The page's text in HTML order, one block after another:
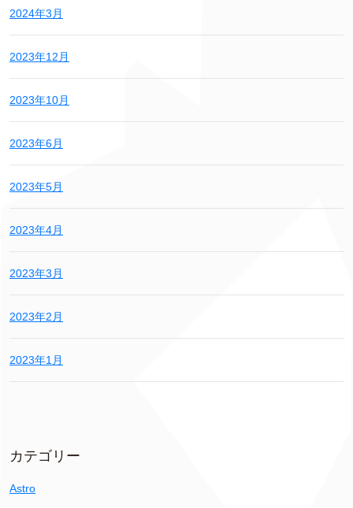
2024年3月
2023年12月
2023年10月
2023年6月
2023年5月
2023年4月
2023年3月
2023年2月
2023年1月
カテゴリー
Astro